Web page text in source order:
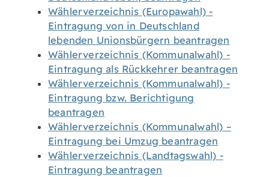
Wählerverzeichnis (Europawahl) -
Eintragung von in Deutschland
lebenden Unionsbürgern beantragen
Wählerverzeichnis (Kommunalwahl) -
Eintragung als Rückkehrer beantragen
Wählerverzeichnis (Kommunalwahl) -
Eintragung bzw. Berichtigung
beantragen
Wählerverzeichnis (Kommunalwahl) –
Eintragung bei Umzug beantragen
Wählerverzeichnis (Landtagswahl) -
Eintragung beantragen